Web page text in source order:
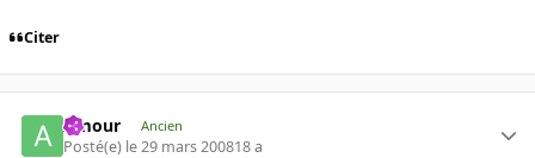
Citer
Amour Ancien
Posté(e) le 29 mars 200818 a